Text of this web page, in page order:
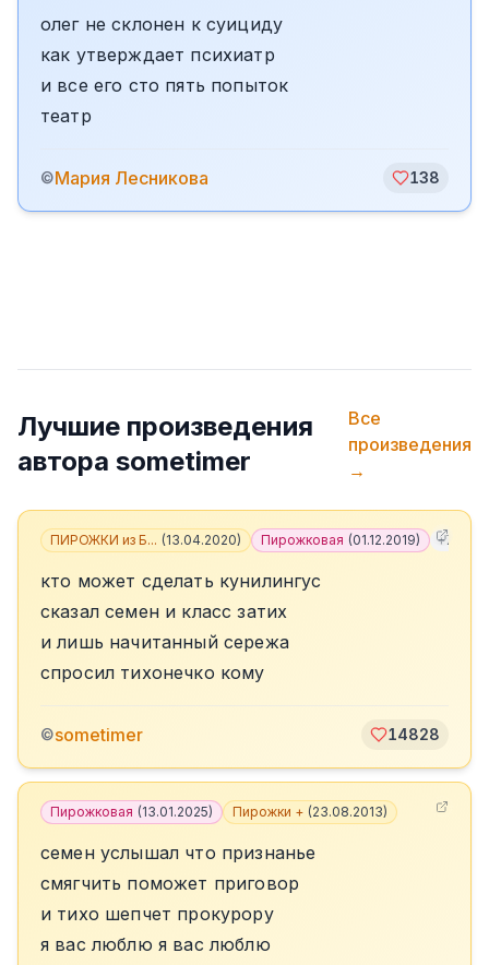
олег не склонен к суициду
как утверждает психиатр
и все его сто пять попыток
театр
©Мария Лесникова 138
Лучшие произведения
автора sometimer
Все
произведения
→
ПИРОЖКИ из Б... (13.04.2020) Пирожковая (01.12.2019) +7
кто может сделать кунилингус
сказал семен и класс затих
и лишь начитанный сережа
спросил тихонечко кому
©sometimer 14828
Пирожковая (13.01.2025) Пирожки + (23.08.2013)
семен услышал что признанье
смягчить поможет приговор
и тихо шепчет прокурору
я вас люблю я вас люблю